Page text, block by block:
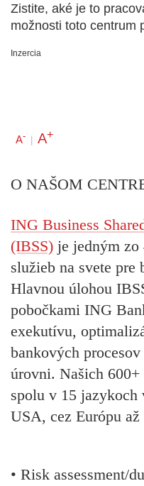
Zistite, aké je to
možnosti toto centrum
Inzercia
A- | A+
O NAŠOM
ING Business
(IBSS) je jedným
služieb na svete
Hlavnou úlohou
pobočkami ING
exekutívu,
bankových
úrovni. Našich
spolu v 15 jazykoch
USA, cez Európu
• Risk assessment/